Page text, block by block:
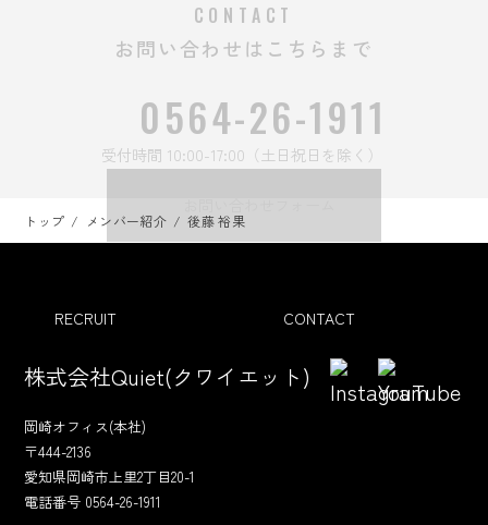
CONTACT
お問い合わせはこちらまで
0564-26-1911
受付時間 10:00-17:00（土日祝日を除く）
トップ メンバー紹介 後藤 裕果
株式会社Quiet(クワイエット)
RECRUIT CONTACT
岡崎オフィス(本社)
〒444-2136
愛知県岡崎市上里2丁目20-1
電話番号 0564-26-1911